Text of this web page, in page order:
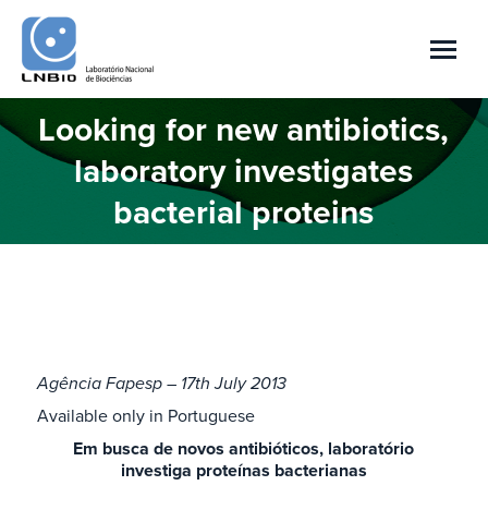
Looking for new antibiotics,
laboratory investigates
bacterial proteins
Você está aqui:
Agência Fapesp – 17th July 2013
Available only in Portuguese
Em busca de novos antibióticos, laboratório
investiga proteínas bacterianas